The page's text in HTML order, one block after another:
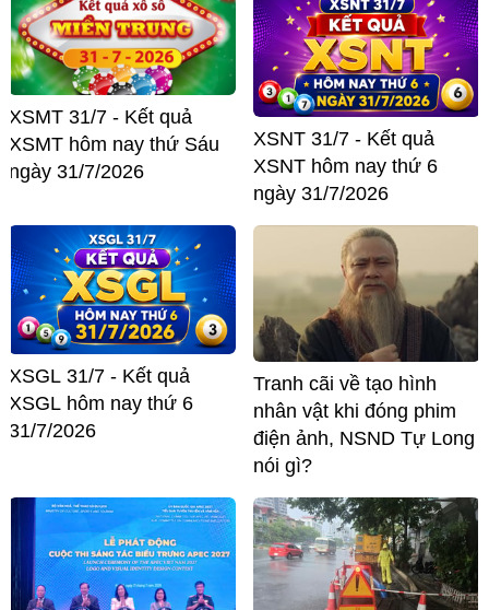
XSMT 31/7 - Kết quả
XSMT hôm nay thứ Sáu
ngày 31/7/2026
XSNT 31/7 - Kết quả
XSNT hôm nay thứ 6
ngày 31/7/2026
XSGL 31/7 - Kết quả
XSGL hôm nay thứ 6
31/7/2026
Tranh cãi về tạo hình
nhân vật khi đóng phim
điện ảnh, NSND Tự Long
nói gì?